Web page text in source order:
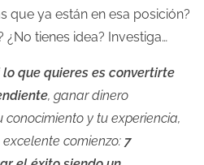
que ya están en esa posición?
tienes idea? Investiga…
lo que quieres es convertirte
, ganar dinero
conocimiento y tu experiencia,
comienzo: 7